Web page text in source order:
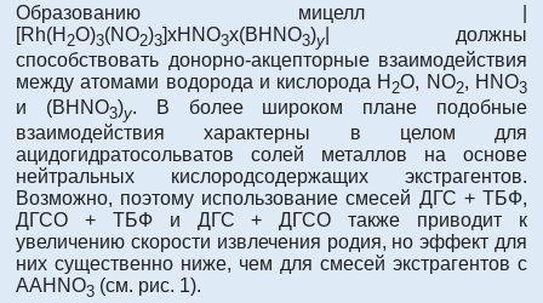
Образованию мицелл |
[Rh(H 2O)3(NO2)3]xHNO3x(BHNO3)y | должны
способствовать донорно-акцепторные взаимодействия
между атомами водорода и кислорода H 2O, NO2, HNO3
и (BHNO3)y. В более широком плане подобные
взаимодействия характерны в целом для
ацидогидратосольватов солей металлов на основе
нейтральных кислородсодержащих экстрагентов.
Возможно, поэтому использование смесей ДГС + ТБФ,
ДГСО + ТБФ и ДГС + ДГСО также приводит к
увеличению скорости извлечения родия, но эффект для
них существенно ниже, чем для смесей экстрагентов с
AAHNO3 (см. рис. 1).